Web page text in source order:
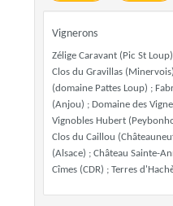
Vignerons
Zélige Caravant (Pic St
Clos du Gravillas
(domaine Pattes Loup) ;
(Anjou) ; Domaine des
Vignobles Hubert
Clos du Caillou
(Alsace) ; Château Sainte-
Cîmes (CDR) ; Terres